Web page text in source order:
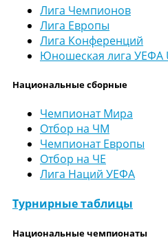
Лига Чемпионов
Лига Европы
Лига Конференций
Юношеская лига УЕФА
Национальные сборные
Чемпионат Мира
Отбор на ЧМ
Чемпионат Европы
Отбор на ЧЕ
Лига Наций УЕФА
Турнирные таблицы
Национальные чемпионаты